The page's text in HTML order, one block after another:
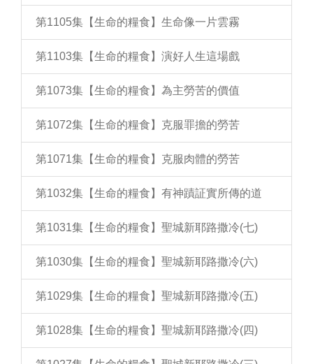
第1105集【生命的糧食】生命像一片雲霧
第1103集【生命的糧食】演好人生這場戲
第1073集【生命的糧食】為主勞苦的價值
第1072集【生命的糧食】克服罪擔的勞苦
第1071集【生命的糧食】克服肉體的勞苦
第1032集【生命的糧食】有神蹟証實所傳的道
第1031集【生命的糧食】聖城新耶路撒冷(七)
第1030集【生命的糧食】聖城新耶路撒冷(六)
第1029集【生命的糧食】聖城新耶路撒冷(五)
第1028集【生命的糧食】聖城新耶路撒冷(四)